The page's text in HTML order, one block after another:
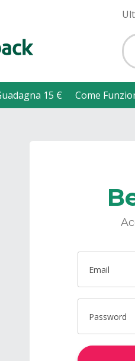
15 € Come
Email
Password